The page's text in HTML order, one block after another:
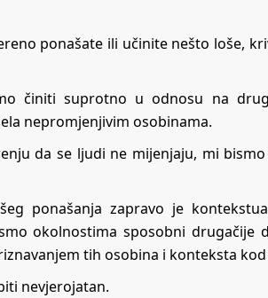
ponašate ili učinite nešto loše,
činiti suprotno u odnosu na
nepromjenjivim osobinama.
da se ljudi ne mijenjaju, mi
ponašanja zapravo je
okolnostima sposobni drugačije
tih osobina i konteksta
nevjerojatan.